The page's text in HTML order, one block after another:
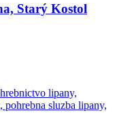
Starý Kostol